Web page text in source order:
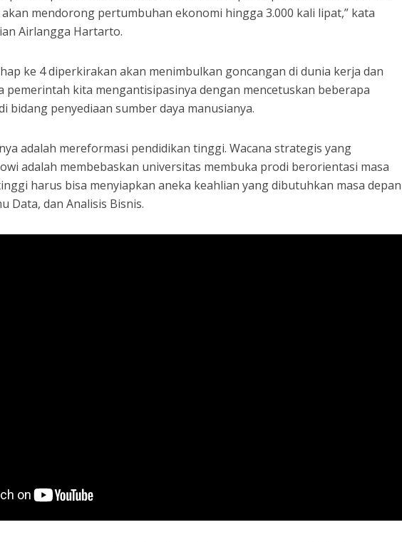
mendorong pertumbuhan ekonomi hingga 3.000 kali lipat,” kata
Airlangga Hartarto.
ke 4 diperkirakan akan menimbulkan goncangan di dunia kerja dan
pemerintah kita mengantisipasinya dengan mencetuskan beberapa
bidang penyediaan sumber daya manusianya.
adalah mereformasi pendidikan tinggi. Wacana strategis yang
adalah membebaskan universitas membuka prodi berorientasi masa
harus bisa menyiapkan aneka keahlian yang dibutuhkan masa depan
Data, dan Analisis Bisnis.